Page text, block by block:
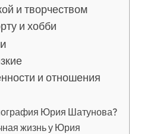
и творчеством
и хобби
и отношения
Юрия Шатунова?
жизнь у Юрия